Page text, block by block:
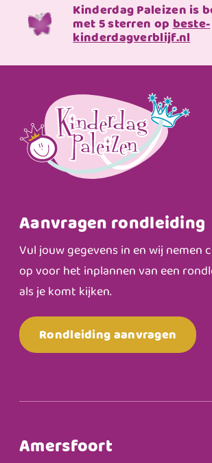
Kinderdag Paleizen is
met 5 sterren opbeste-
kinderdagverblijf.nl
Aanvragen rondleiding
Vul jouw gegevens in en wij nemen
op voor het inplannen van een
als je komt kijken.
Rondleiding aanvragen
Amersfoort